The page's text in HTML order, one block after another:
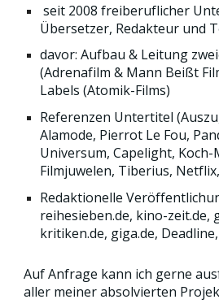
seit 2008 freiberuflicher
Übersetzer, Redakteur und
davor: Aufbau & Leitung
(Adrenafilm & Mann Beißt
Labels (Atomik-Films)
Referenzen Untertitel
Alamode, Pierrot Le Fou,
Universum, Capelight, Koch-
Filmjuwelen, Tiberius,
Redaktionelle
reihesieben.de, kino-zeit.de,
kritiken.de, giga.de,
Auf Anfrage kann ich gerne
aller meiner absolvierten